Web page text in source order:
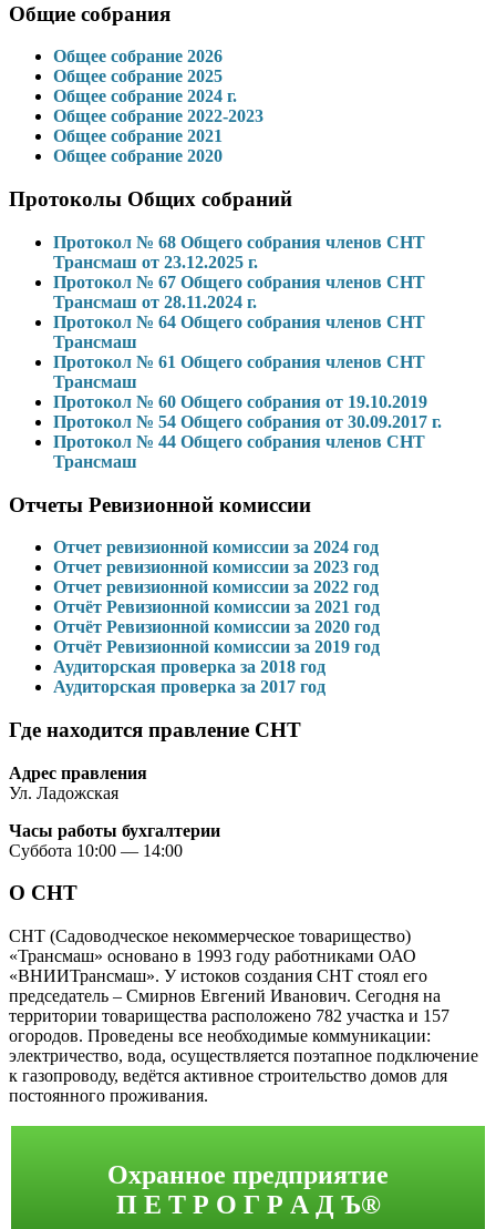
Общие собрания
Общее собрание 2026
Общее собрание 2025
Общее собрание 2024 г.
Общее собрание 2022-2023
Общее собрание 2021
Общее собрание 2020
Протоколы Общих собраний
Протокол № 68 Общего собрания членов СНТ
Трансмаш от 23.12.2025 г.
Протокол № 67 Общего собрания членов СНТ
Трансмаш от 28.11.2024 г.
Протокол № 64 Общего собрания членов СНТ
Трансмаш
Протокол № 61 Общего собрания членов СНТ
Трансмаш
Протокол № 60 Общего собрания от 19.10.2019
Протокол № 54 Общего собрания от 30.09.2017 г.
Протокол № 44 Общего собрания членов СНТ
Трансмаш
Отчеты Ревизионной комиссии
Отчет ревизионной комиссии за 2024 год
Отчет ревизионной комиссии за 2023 год
Отчет ревизионной комиссии за 2022 год
Отчёт Ревизионной комиссии за 2021 год
Отчёт Ревизионной комиссии за 2020 год
Отчёт Ревизионной комиссии за 2019 год
Аудиторская проверка за 2018 год
Аудиторская проверка за 2017 год
Где находится правление СНТ
Адрес правления
Ул. Ладожская
Часы работы бухгалтерии
Суббота 10:00 — 14:00
О СНТ
СНТ (Садоводческое некоммерческое товарищество)
«Трансмаш» основано в 1993 году работниками ОАО
«ВНИИТрансмаш». У истоков создания СНТ стоял его
председатель – Смирнов Евгений Иванович. Сегодня на
территории товарищества расположено 782 участка и 157
огородов. Проведены все необходимые коммуникации:
электричество, вода, осуществляется поэтапное подключение
к газопроводу, ведётся активное строительство домов для
постоянного проживания.
Охранное предприятие
П Е Т Р О Г Р А Д Ъ®